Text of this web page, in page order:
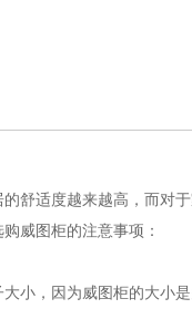
舒适度越来越高，而
威图柜的注意事项：
小，因为威图柜的大